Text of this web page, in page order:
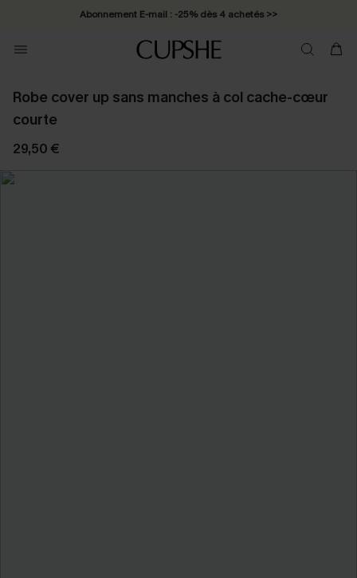
Abonnement E-mail : -25% dès 4 achetés >>
Robe cover up sans manches à col cache-cœur
courte
29,50 €